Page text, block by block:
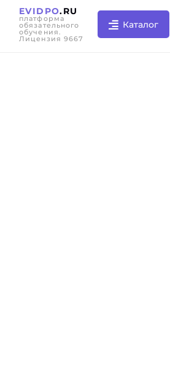
EVIDPO.RU
платформа
обязательного
обучения.
Лицензия 9667
Каталог